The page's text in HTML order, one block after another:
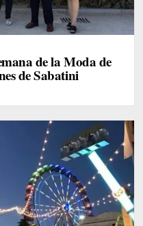
de la Moda de
de Sabatini